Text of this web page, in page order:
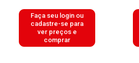
Faça seu login ou
cadastre-se para
ver preços e
comprar